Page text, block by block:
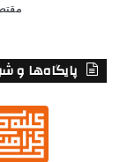
پایگاه‌ها و